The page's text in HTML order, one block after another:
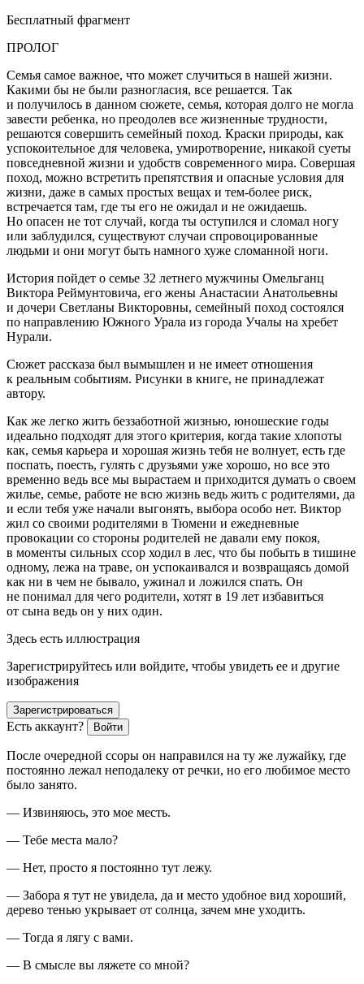
Бесплатный фрагмент
ПРОЛОГ
Семья самое важное, что может случиться в нашей жизни.
Какими бы не были разногласия, все решается. Так
и получилось в данном сюжете, семья, которая долго не могла
завести ребенка, но преодолев все жизненные трудности,
решаются совершить семейный поход. Краски природы, как
успокоительное для человека, умиротворение, никакой суеты
повседневной жизни и удобств современного мира. Совершая
поход, можно встретить препятствия и опасные условия для
жизни, даже в самых простых вещах и тем-более риск,
встречается там, где ты его не ожидал и не ожидаешь.
Но опасен не тот случай, когда ты оступился и сломал ногу
или заблудился, существуют случаи спровоцированные
людьми и они могут быть намного хуже сломанной ноги.
История пойдет о семье 32 летнего мужчины Омельганц
Виктора Реймунтовича, его жены Анастасии Анатольевны
и дочери Светланы Викторовны, семейный поход состоялся
по направлению Южного Урала из города Учалы на хребет
Нурали.
Сюжет рассказа был вымышлен и не имеет отношения
к реальным событиям. Рисунки в книге, не принадлежат
автору.
Как же легко жить беззаботной жизнью, юношеские годы
идеально подходят для этого критерия, когда такие хлопоты
как, семья карьера и хорошая жизнь тебя не волнует, есть где
поспать, поесть, гулять с друзьями уже хорошо, но все это
временно ведь все мы вырастаем и приходится думать о своем
жилье, семье, работе не всю жизнь ведь жить с родителями, да
и если тебя уже начали выгонять, выбора особо нет. Виктор
жил со своими родителями в Тюмени и ежедневные
провокации со стороны родителей не давали ему покоя,
в моменты сильных ссор ходил в лес, что бы побыть в тишине
одному, лежа на траве, он успокаивался и возвращаясь домой
как ни в чем не бывало, ужинал и ложился спать. Он
не понимал для чего родители, хотят в 19 лет избавиться
от сына ведь он у них один.
Здесь есть иллюстрация
Зарегистрируйтесь или войдите, чтобы увидеть ее и другие
изображения
Зарегистрироваться
Есть аккаунт? Войти
После очередной ссоры он направился на ту же лужайку, где
постоянно лежал неподалеку от речки, но его любимое место
было занято.
— Извиняюсь, это мое месть.
— Тебе места мало?
— Нет, просто я постоянно тут лежу.
— Забора я тут не увидела, да и место удобное вид хороший,
дерево тенью укрывает от солнца, зачем мне уходить.
— Тогда я лягу с вами.
— В смысле вы ляжете со мной?